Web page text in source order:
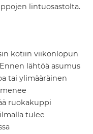
lintuosastolta.
kotiin viikonlopun
lähtöä asumus
tai ylimääräinen
ruokakuppi
tulee